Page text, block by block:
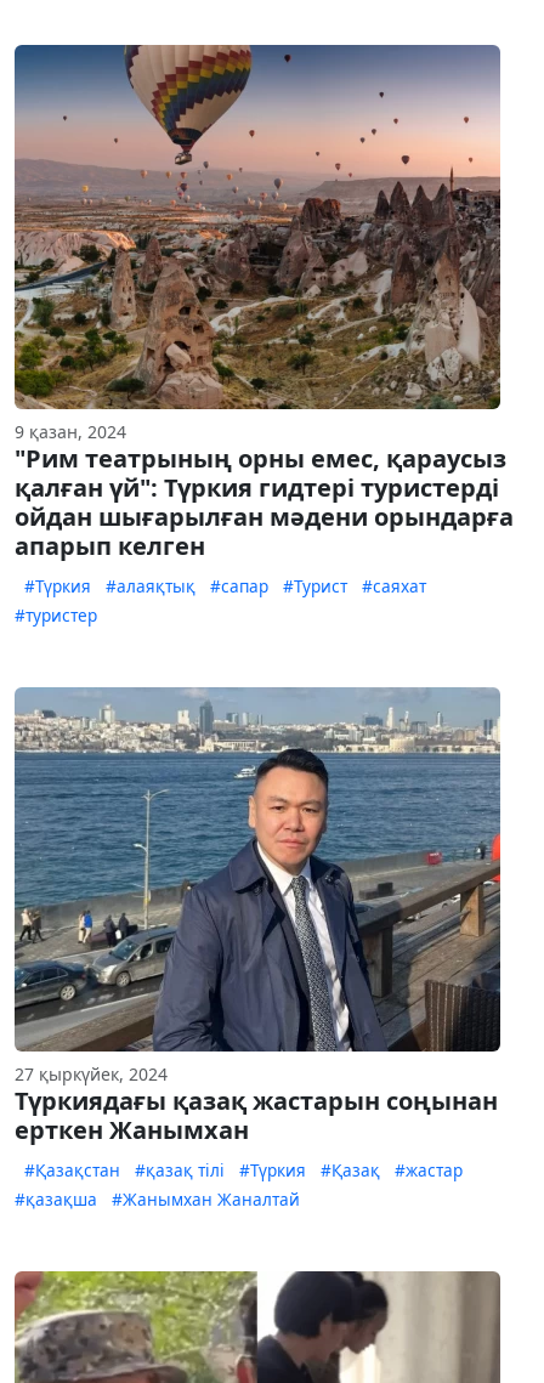
9 қазан, 2024
"Рим театрының орны емес, қараусыз
қалған үй": Түркия гидтері туристерді
ойдан шығарылған мәдени орындарға
апарып келген
#Түркия #алаяқтық #сапар #Турист
#саяхат
#туристер
27 қыркүйек, 2024
Түркиядағы қазақ жастарын соңынан
ерткен Жанымхан
#Қазақстан #қазақ тілі #Түркия #Қазақ
#жастар
#қазақша
#Жанымхан Жаналтай